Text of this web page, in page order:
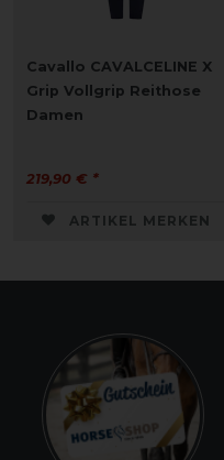
Cavallo CAVALCELINE X
Grip Vollgrip Reithose
Damen
219,90 € *
ARTIKEL MERKEN